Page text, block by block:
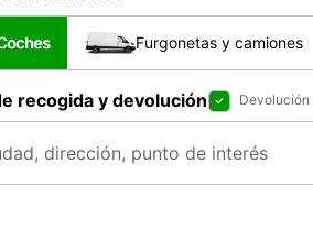
Furgonetas y camiones
recogida y devolución Devolución